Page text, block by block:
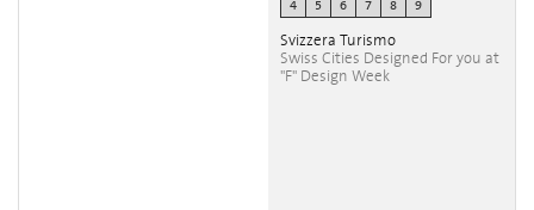
4 5 6 7 8 9
Svizzera Turismo
Swiss Cities Designed For you at
"F" Design Week